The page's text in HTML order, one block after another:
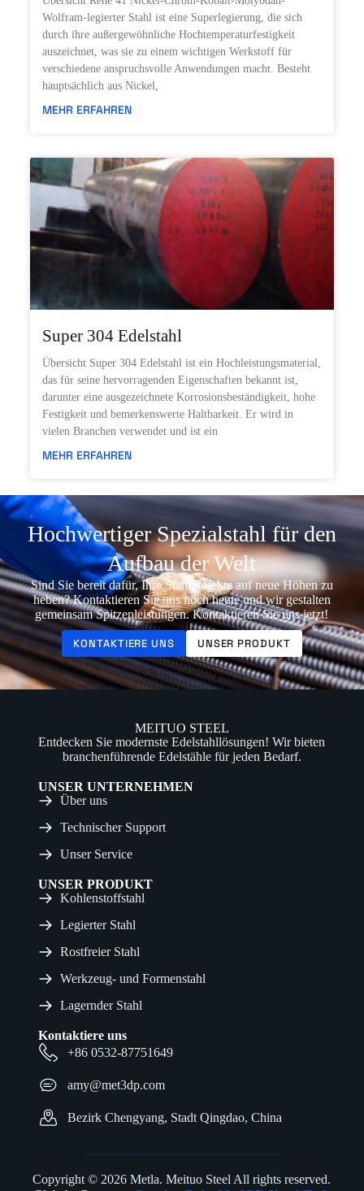
Wolfram-legierter Stahl ist eine Superlegierung, die sich
durch ihre außergewöhnliche Hochtemperaturfestigkeit
auszeichnet, was sie zu einem wichtigen Werkstoff für
verschiedene anspruchsvolle Anwendungen macht. Besteht
hauptsächlich aus Nickel,
MEHR ERFAHREN
Super 304 Edelstahl
Übersicht Super 304 Edelstahl ist ein Hochleistungsmaterial,
das für seine hervorragenden Eigenschaften bekannt ist,
darunter eine ausgezeichnete Korrosionsbeständigkeit, hohe
Festigkeit und bemerkenswerte Haltbarkeit. Er wird in
vielen Branchen verwendet und ist ein
MEHR ERFAHREN
Hochwertiger Spezialstahl für den
Aufbau der Welt
Sind Sie bereit dafür, Ihre Stahlprojekte auf neue Höhen zu
heben? Kontaktieren Sie uns noch heute und wir gestalten
gemeinsam Spitzenleistungen. Kontaktieren Sie uns jetzt!
KONTAKTIERE UNS UNSER PRODUKT
MEITUO STEEL
Entdecken Sie modernste Edelstahllösungen! Wir bieten
branchenführende Edelstähle für jeden Bedarf.
UNSER UNTERNEHMEN
Über uns
Technischer Support
Unser Service
UNSER PRODUKT
Kohlenstoffstahl
Legierter Stahl
Rostfreier Stahl
Werkzeug- und Formenstahl
Lagernder Stahl
Kontaktiere uns
+86 0532-87751649
amy@met3dp.com
Bezirk Chengyang, Stadt Qingdao, China
Copyright © 2026 Metla. Meituo Steel All rights reserved.